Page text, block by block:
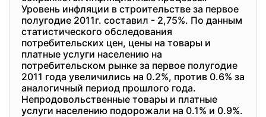
Уровень инфляции в строительстве за первое
полугодие 2011г. составил - 2,75%. По данным
статистического обследования
потребительских цен, цены на товары и
платные услуги населению на
потребительском рынке за первое полугодие
2011 года увеличились на 0.2%, против 0.6% за
аналогичный период прошлого года.
Непродовольственные товары и платные
услуги населению подорожали на 0.1% и 0.9%.